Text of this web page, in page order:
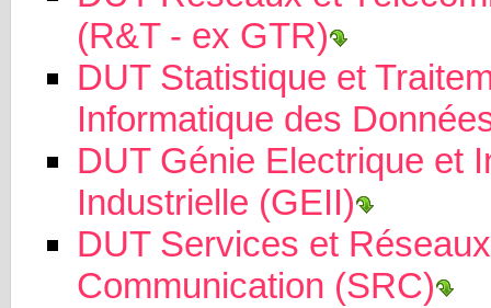
(R&T - ex GTR)
DUT Statistique et
Informatique des
DUT Génie Electrique et
Industrielle (GEII)
DUT Services et
Communication (SRC)